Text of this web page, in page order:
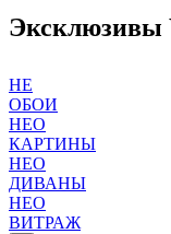
Эксклюзивы
НЕ
ОБОИ
НЕО
КАРТИНЫ
НЕО
ДИВАНЫ
НЕО
ВИТРАЖ